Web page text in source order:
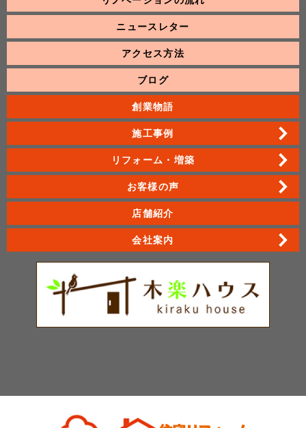
ニュースレター
アクセス方法
ブログ
創業物語
施工事例
リフォーム・増築
お客様の声
店舗紹介
会社案内